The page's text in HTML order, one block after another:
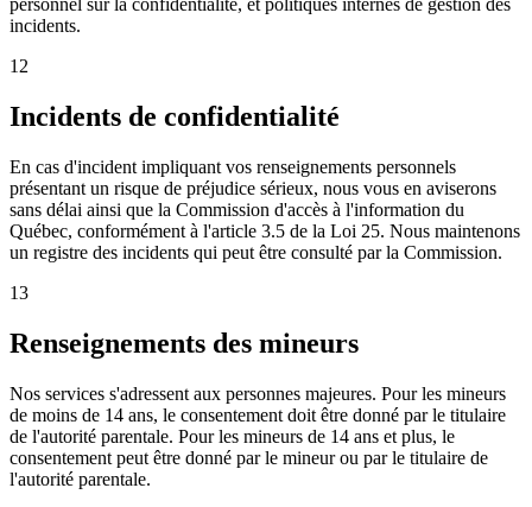
personnel sur la confidentialité, et politiques internes de gestion des
incidents.
12
Incidents de confidentialité
En cas d'incident impliquant vos renseignements personnels
présentant un risque de préjudice sérieux, nous vous en aviserons
sans délai ainsi que la Commission d'accès à l'information du
Québec, conformément à l'article 3.5 de la Loi 25. Nous maintenons
un registre des incidents qui peut être consulté par la Commission.
13
Renseignements des mineurs
Nos services s'adressent aux personnes majeures. Pour les mineurs
de moins de 14 ans, le consentement doit être donné par le titulaire
de l'autorité parentale. Pour les mineurs de 14 ans et plus, le
consentement peut être donné par le mineur ou par le titulaire de
l'autorité parentale.